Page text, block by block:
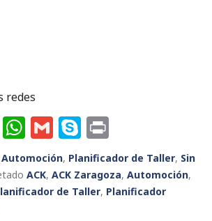
redes
T
w
W
h
a
ts
G
m
ai
l
S
k
y
p
ri
n
t
Automoción, Planificador de Taller, Sin
ACK, ACK Zaragoza, Automoción,
de Taller, Planificador